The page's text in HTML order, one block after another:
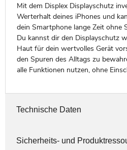
Mit dem Displex Displayschutz
Werterhalt deines iPhones und
dein Smartphone lange Zeit ohne
Du kannst dir den Displayschutz
Haut für dein wertvolles Gerät
den Spuren des Alltags zu
alle Funktionen nutzen, ohne
Technische Daten
Sicherheits- und